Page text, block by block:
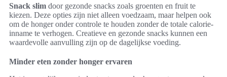
Snack slim door gezonde snacks zoals groenten en fruit te
kiezen. Deze opties zijn niet alleen voedzaam, maar helpen ook
om de honger onder controle te houden zonder de totale calorie-
inname te verhogen. Creatieve en gezonde snacks kunnen een
waardevolle aanvulling zijn op de dagelijkse voeding.
Minder eten zonder honger ervaren